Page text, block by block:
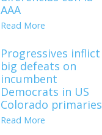
AAA
Read More
Progressives inflict
big defeats on
incumbent
Democrats in US
Colorado primaries
Read More